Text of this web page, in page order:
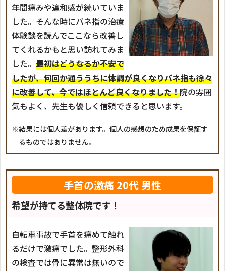
年間痛みや違和感が続いていま
した。そんな時にバネ指の治療
体験談を読んでここなら改善し
てくれるかもと思い訪れてみま
した。 最初はどうなるか不安で
したが、何回か通ううちに体調が良くなりバネ指も徐々
に改善して、今ではほとんど良くなりました！院の雰囲
気もよく、先生も優しく信頼できると思います。
※結果には個人差があります。個人の感想のため成果を保証す
るものではありません。
手首の激痛 20代 男性
希望が持てる整体院です！
自転車事故で手首を痛めて触れ
るだけで激痛でした。整形外科
の検査では骨に異常は無いので